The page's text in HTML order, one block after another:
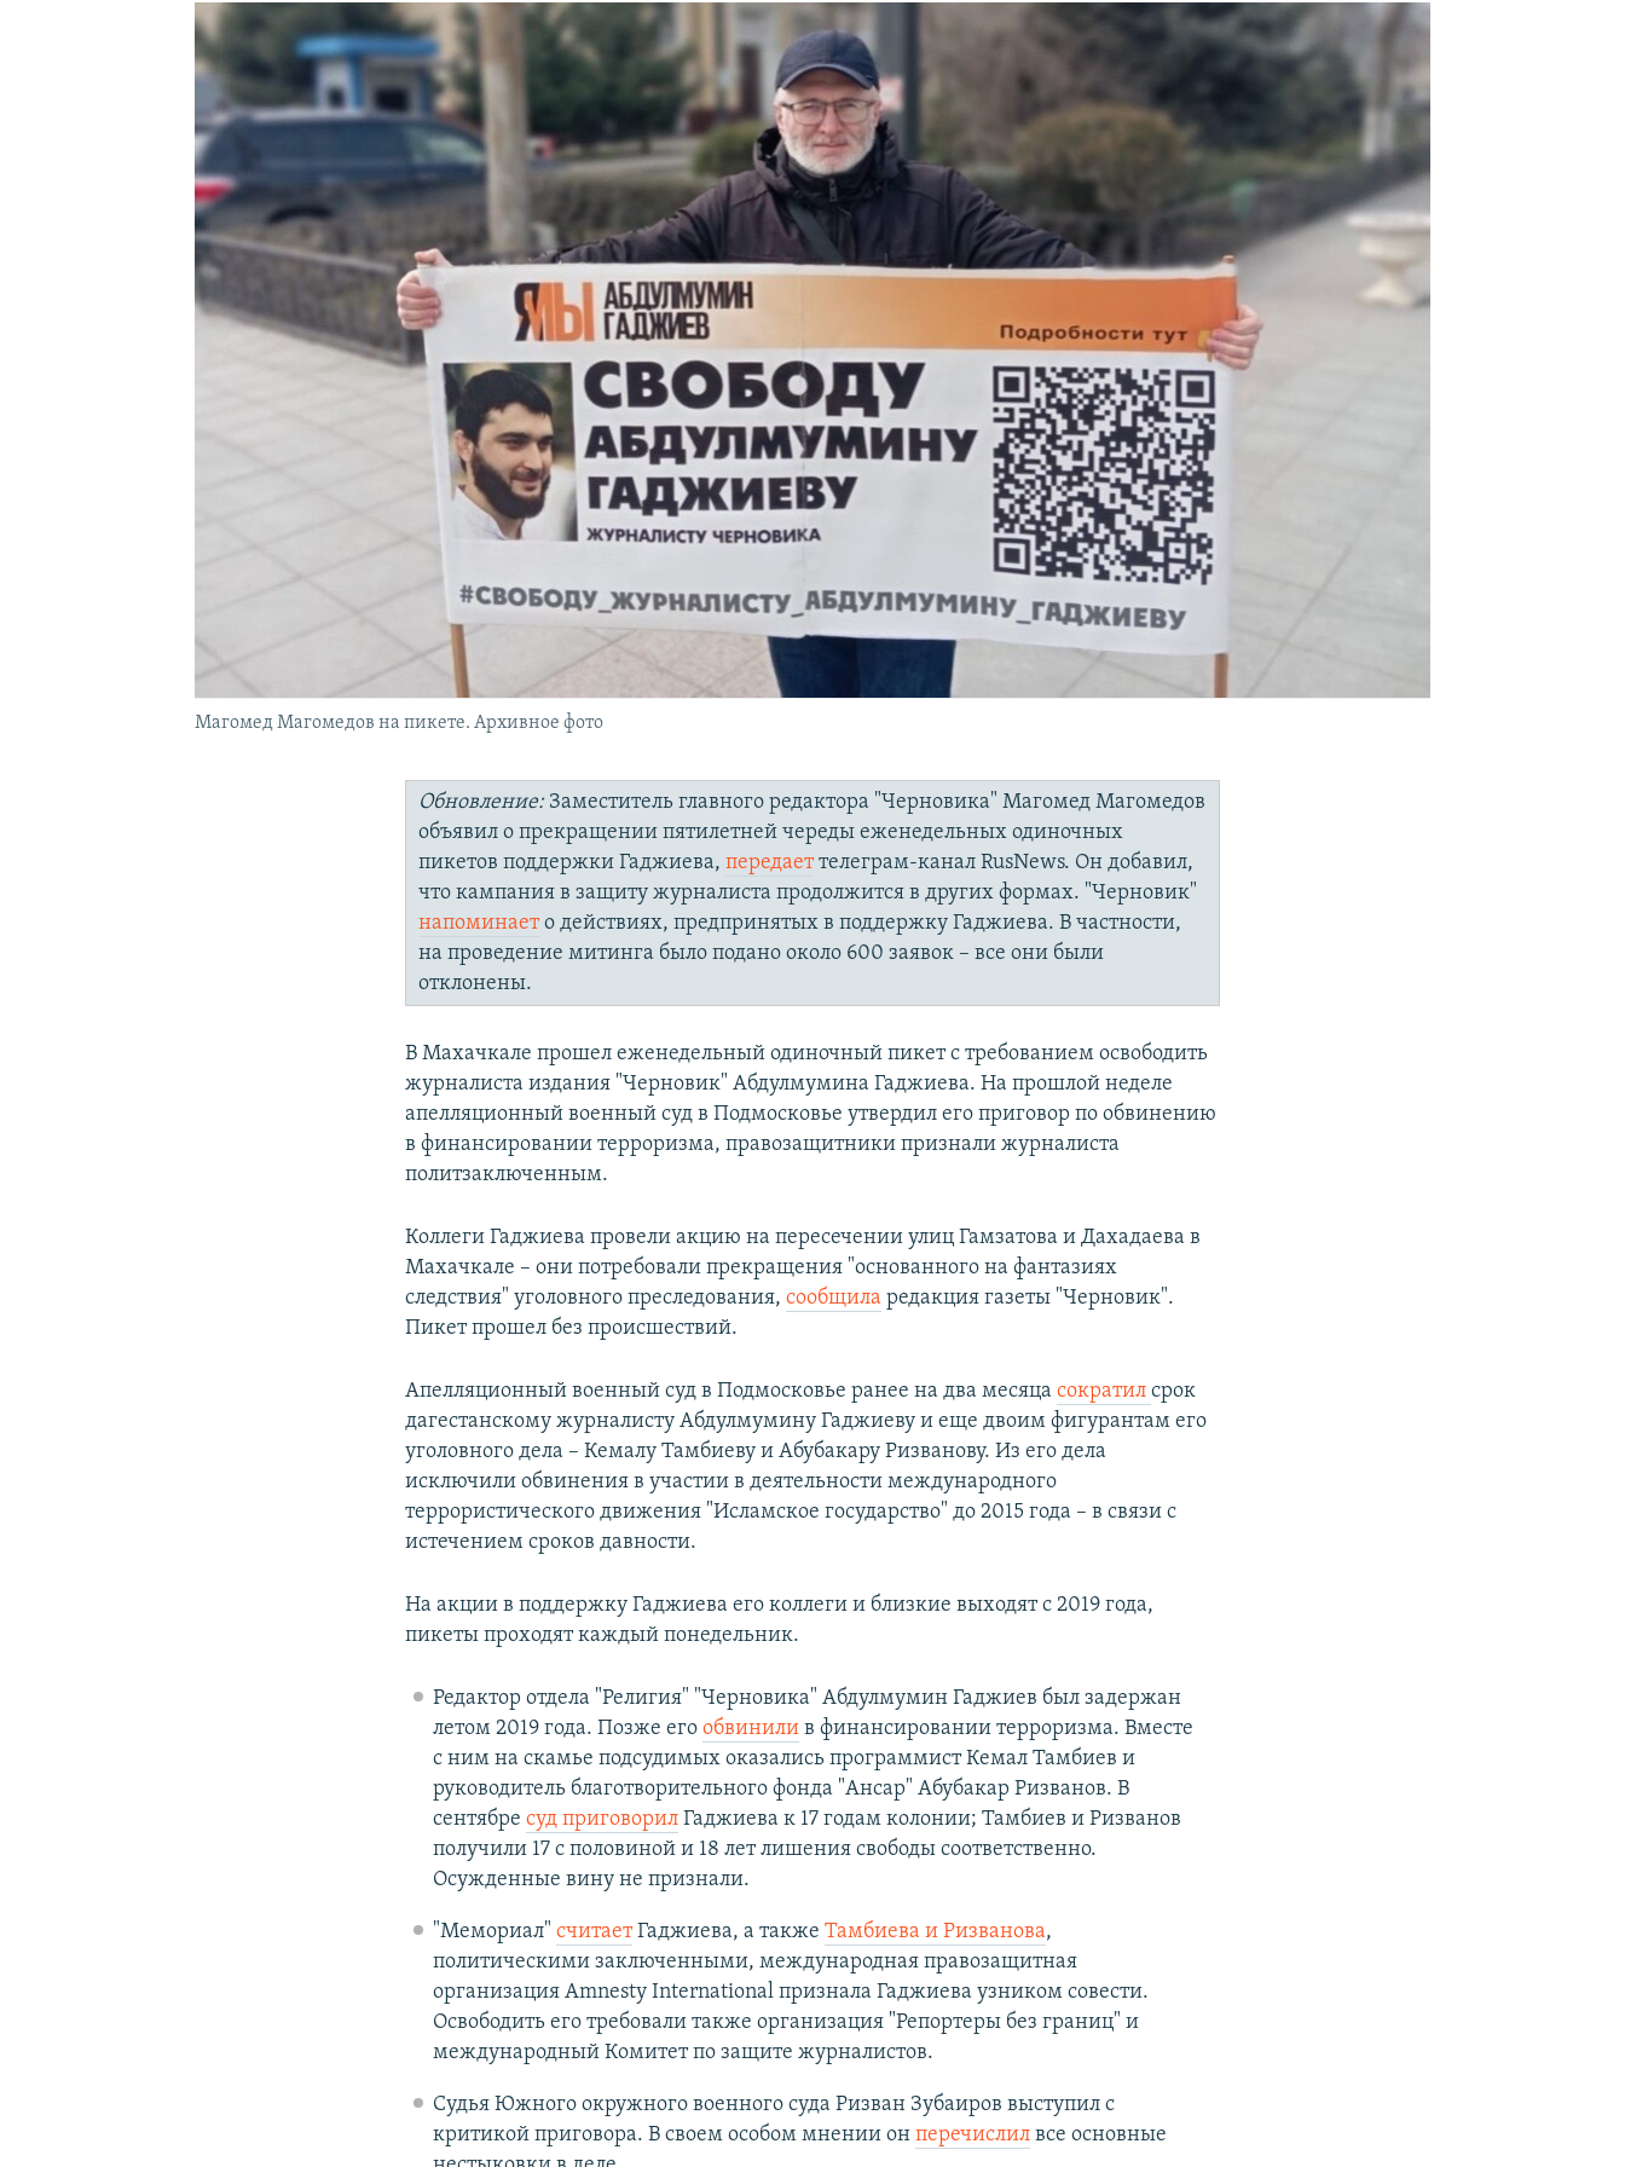
ПОДПИШИТЕСЬ НА РАССЫЛКУ
Магомед Магомедов на пикете. Архивное фото
Обновление: Заместитель главного редактора "Черновика" Магомед Магомедов
объявил о прекращении пятилетней череды еженедельных одиночных
пикетов поддержки Гаджиева,передаеттелеграм-канал RusNews. Он добавил,
что кампания в защиту журналиста продолжится в других формах. "Черновик"
напоминаето действиях, предпринятых в поддержку Гаджиева. В частности,
на проведение митинга было подано около 600 заявок – все они были
отклонены.
В Махачкале прошел еженедельный одиночный пикет с требованием освободить
журналиста издания "Черновик" Абдулмумина Гаджиева. На прошлой неделе
апелляционный военный суд в Подмосковье утвердил его приговор по обвинению
в финансировании терроризма, правозащитники признали журналиста
политзаключенным.
Коллеги Гаджиева провели акцию на пересечении улиц Гамзатова и Дахадаева в
Махачкале – они потребовали прекращения "основанного на фантазиях
следствия" уголовного преследования,сообщила редакция газеты "Черновик".
Пикет прошел без происшествий.
Апелляционный военный суд в Подмосковье ранее на два месяцасократилсрок
дагестанскому журналисту Абдулмумину Гаджиеву и еще двоим фигурантам его
уголовного дела – Кемалу Тамбиеву и Абубакару Ризванову. Из его дела
исключили обвинения в участии в деятельности международного
террористического движения "Исламское государство" до 2015 года – в связи с
истечением сроков давности.
На акции в поддержку Гаджиева его коллеги и близкие выходят с 2019 года,
пикеты проходят каждый понедельник.
Редактор отдела "Религия" "Черновика" Абдулмумин Гаджиев был задержан
летом 2019 года. Позже его обвинилив финансировании терроризма. Вместе
с ним на скамье подсудимых оказались программист Кемал Тамбиев и
руководитель благотворительного фонда "Ансар" Абубакар Ризванов. В
сентябре суд приговорилГаджиева к 17 годам колонии; Тамбиев и Ризванов
получили 17 с половиной и 18 лет лишения свободы соответственно.
Осужденные вину не признали.
"Мемориал" считаетГаджиева, а также Тамбиева и Ризванова,
политическими заключенными, международная правозащитная
организация Amnesty International признала Гаджиева узником совести.
Освободить его требовали также организация "Репортеры без границ" и
международный Комитет по защите журналистов.
Судья Южного окружного военного суда Ризван Зубаиров выступил с
критикой приговора. В своем особом мнении он перечислилвсе основные